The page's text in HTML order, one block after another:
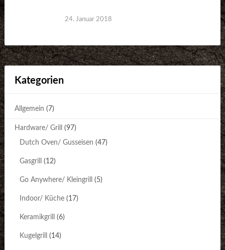
24. Januar 2018
Kategorien
Allgemein (7)
Hardware/ Grill (97)
Dutch Oven/ Gusseisen (47)
Gasgrill (12)
Go Anywhere/ Kleingrill (5)
Indoor/ Küche(17)
Keramikgrill (6)
Kugelgrill (14)